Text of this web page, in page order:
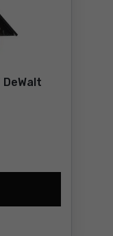
de charpentier 7"